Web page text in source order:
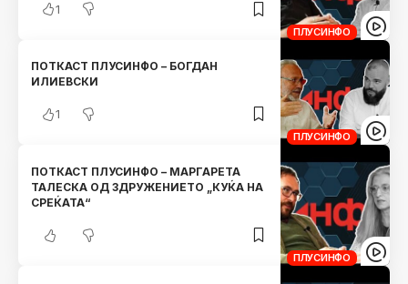
ПЛУСИНФО
1
ПЛУСИНФО
ПОТКАСТ ПЛУСИНФО – БОГДАН
ИЛИЕВСКИ
1
ПЛУСИНФО
ПОТКАСТ ПЛУСИНФО – МАРГАРЕТА
ТАЛЕСКА ОД ЗДРУЖЕНИЕТО „КУЌА НА
СРЕЌАТА“